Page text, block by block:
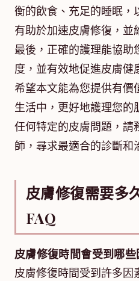
衡的飲食、充足的睡眠，
有助於加速皮膚修復，並
最後，正確的護理能協助
度，並有效地促進皮膚健
希望本文能為您提供有價
生活中，更好地護理您的
任何特定的皮膚問題，請
師，尋求最適合的診斷和
皮膚修復需要多
FAQ
皮膚修復時間會受到哪些
皮膚修復時間受到許多因